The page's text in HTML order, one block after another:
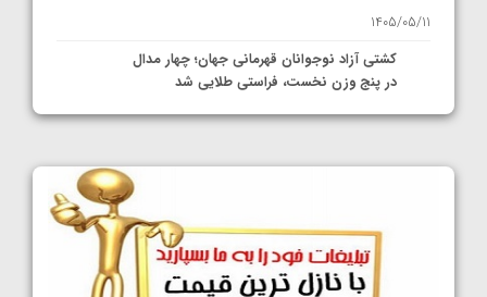
1405/05/11
کشتی آزاد نوجوانان قهرمانی جهان؛ چهار مدال
در پنج وزن نخست، فراستی طلایی شد
1405/05/11
کشتی آزاد نوجوانان جهان؛ رقبای نمایندگان
ایران مشخص شدند